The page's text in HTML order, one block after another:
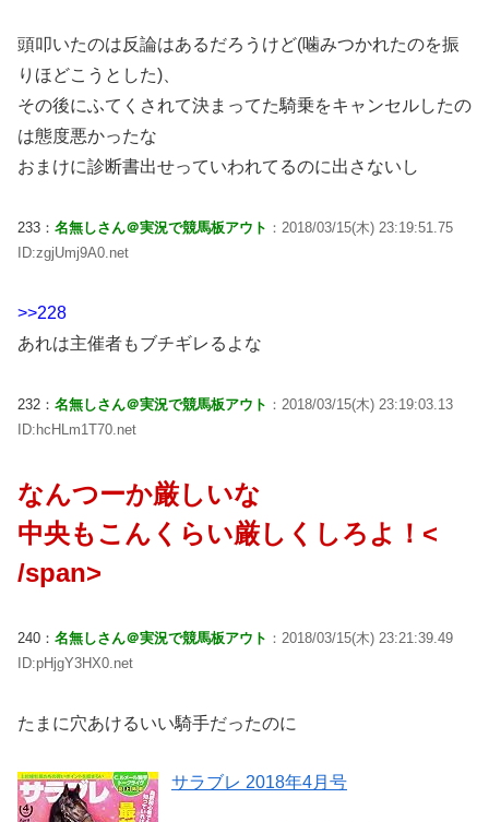
頭叩いたのは反論はあるだろうけど(噛みつかれたのを振
りほどこうとした)、
その後にふてくされて決まってた騎乗をキャンセルしたの
は態度悪かったな
おまけに診断書出せっていわれてるのに出さないし
233： 名無しさん＠実況で競馬板アウト ：2018/03/15(木) 23:19:51.75
ID:zgjUmj9A0.net
>>228
あれは主催者もブチギレるよな
232： 名無しさん＠実況で競馬板アウト ：2018/03/15(木) 23:19:03.13
ID:hcHLm1T70.net
なんつーか厳しいな
中央もこんくらい厳しくしろよ！<
/span>
240： 名無しさん＠実況で競馬板アウト ：2018/03/15(木) 23:21:39.49
ID:pHjgY3HX0.net
たまに穴あけるいい騎手だったのに
サラブレ 2018年4月号